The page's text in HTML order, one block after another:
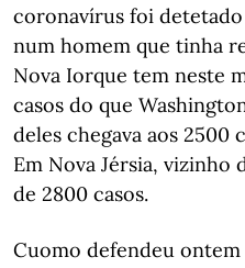
coronavírus foi detetado
num homem que tinha
Nova Iorque tem neste
casos do que
deles chegava aos 2500
Em Nova Jérsia, vizinho
de 2800 casos.
Cuomo defendeu